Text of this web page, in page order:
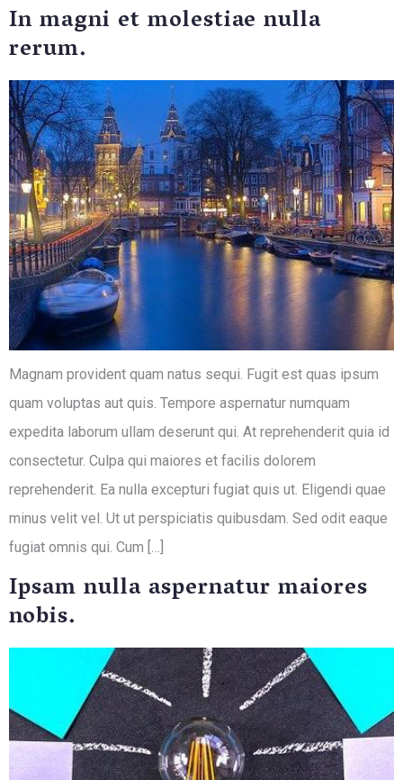
In magni et molestiae nulla
rerum.
Magnam provident quam natus sequi. Fugit est quas ipsum
quam voluptas aut quis. Tempore aspernatur numquam
expedita laborum ullam deserunt qui. At reprehenderit quia id
consectetur. Culpa qui maiores et facilis dolorem
reprehenderit. Ea nulla excepturi fugiat quis ut. Eligendi quae
minus velit vel. Ut ut perspiciatis quibusdam. Sed odit eaque
fugiat omnis qui. Cum […]
Ipsam nulla aspernatur maiores
nobis.